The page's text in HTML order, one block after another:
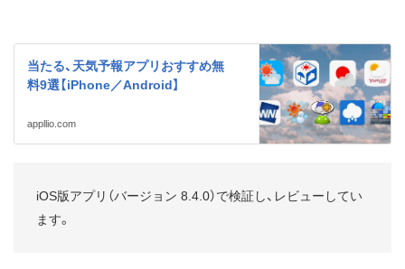
当たる、天気予報アプリおすすめ無
料9選【iPhone／Android】
appllio.com
iOS版アプリ（バージョン 8.4.0）で検証し、レビューしてい
ます。